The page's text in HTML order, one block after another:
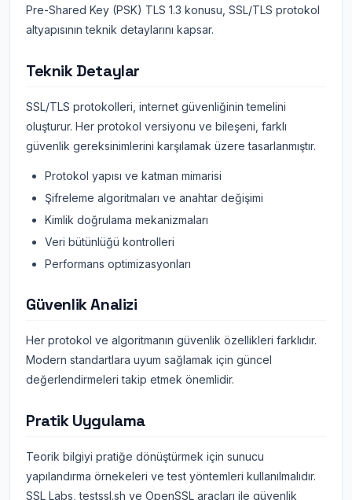
Pre-Shared Key (PSK) TLS 1.3 konusu, SSL/TLS protokol
altyapısının teknik detaylarını kapsar.
Teknik Detaylar
SSL/TLS protokolleri, internet güvenliğinin temelini
oluşturur. Her protokol versiyonu ve bileşeni, farklı
güvenlik gereksinimlerini karşılamak üzere tasarlanmıştır.
Protokol yapısı ve katman mimarisi
Şifreleme algoritmaları ve anahtar değişimi
Kimlik doğrulama mekanizmaları
Veri bütünlüğü kontrolleri
Performans optimizasyonları
Güvenlik Analizi
Her protokol ve algoritmanın güvenlik özellikleri farklıdır.
Modern standartlara uyum sağlamak için güncel
değerlendirmeleri takip etmek önemlidir.
Pratik Uygulama
Teorik bilgiyi pratiğe dönüştürmek için sunucu
yapılandırma örnekeleri ve test yöntemleri kullanılmalıdır.
SSL Labs, testssl.sh ve OpenSSL araçları ile güvenlik